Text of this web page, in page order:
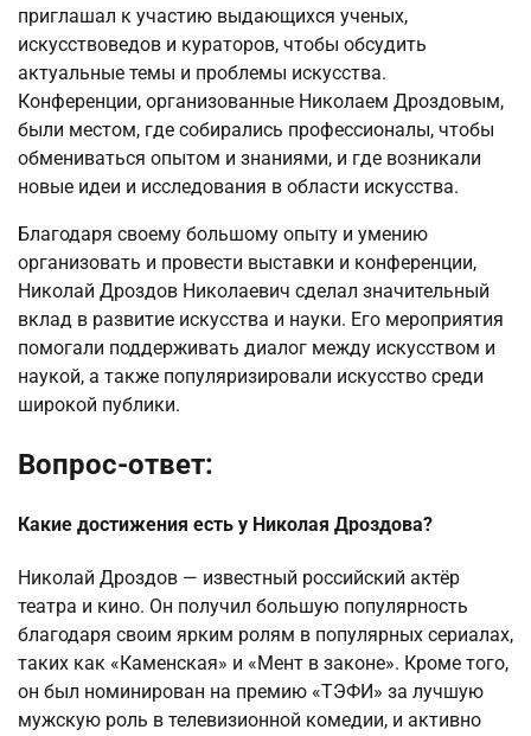
приглашал к участию выдающихся ученых,
искусствоведов и кураторов, чтобы обсудить
актуальные темы и проблемы искусства.
Конференции, организованные Николаем Дроздовым,
были местом, где собирались профессионалы, чтобы
обмениваться опытом и знаниями, и где возникали
новые идеи и исследования в области искусства.
Благодаря своему большому опыту и умению
организовать и провести выставки и конференции,
Николай Дроздов Николаевич сделал значительный
вклад в развитие искусства и науки. Его мероприятия
помогали поддерживать диалог между искусством и
наукой, а также популяризировали искусство среди
широкой публики.
Вопрос-ответ:
Какие достижения есть у Николая Дроздова?
Николай Дроздов — известный российский актёр
театра и кино. Он получил большую популярность
благодаря своим ярким ролям в популярных сериалах,
таких как «Каменская» и «Мент в законе». Кроме того,
он был номинирован на премию «ТЭФИ» за лучшую
мужскую роль в телевизионной комедии, и активно